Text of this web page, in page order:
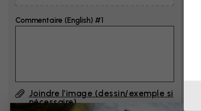
Commentaire (English) #1
Joindre l’image (dessin/exemple si
nécessaire)